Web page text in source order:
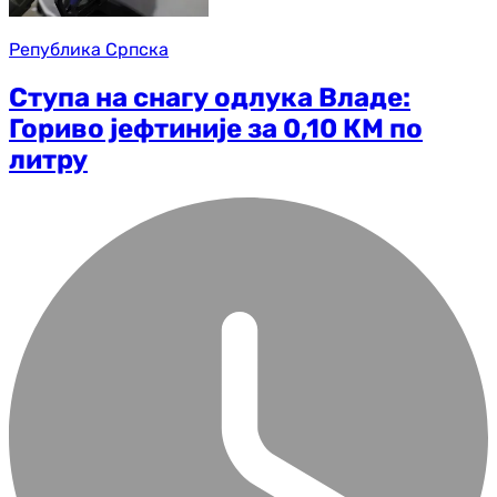
Република Српска
Ступа на снагу одлука Владе:
Гориво јефтиније за 0,10 КМ по
литру